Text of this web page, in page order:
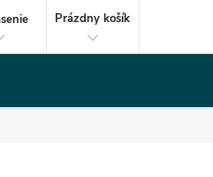
Prázdny košík